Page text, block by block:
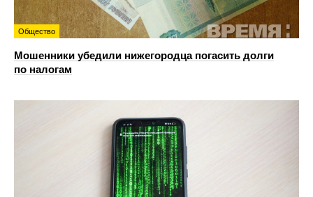
Общество
Мошенники убедили нижегородца погасить долги
по налогам